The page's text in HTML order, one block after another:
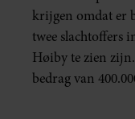
krijgen omdat er
twee slachtoffers
Høiby te zien
bedrag van